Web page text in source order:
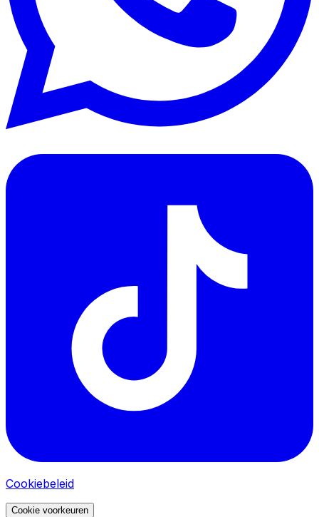
Cookiebeleid
Cookie voorkeuren